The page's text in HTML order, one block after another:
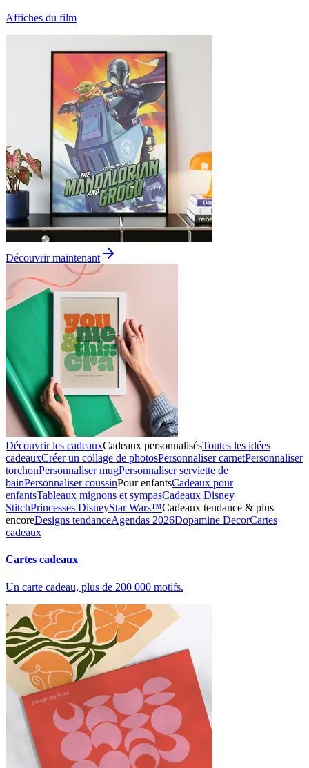
Affiches du film
Découvrir maintenant
Découvrir les cadeauxCadeaux personnalisésToutes les idées
cadeauxCréer un collage de photosPersonnaliser carnetPersonnaliser
torchonPersonnaliser mugPersonnaliser serviette de
bainPersonnaliser coussinPour enfantsCadeaux pour
enfantsTableaux mignons et sympasCadeaux Disney
StitchPrincesses DisneyStar Wars™Cadeaux tendance & plus
encoreDesigns tendanceAgendas 2026Dopamine DecorCartes
cadeaux
Cartes cadeaux
Un carte cadeau, plus de 200 000 motifs.